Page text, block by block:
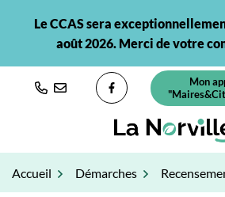
Le CCAS sera
août 2026. Merci de votre
Lien vers le compte
Mon
Accueil Démarches